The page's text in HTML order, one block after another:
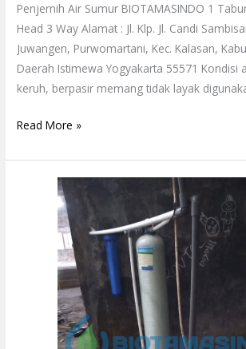
Penjernih Air Sumur BIOTAMASINDO 1
Head 3 Way Alamat : Jl. Klp. Jl. Candi
Juwangen, Purwomartani, Kec. Kalasan,
Daerah Istimewa Yogyakarta 55571 Kondisi
keruh, berpasir memang tidak layak
Read More »
International